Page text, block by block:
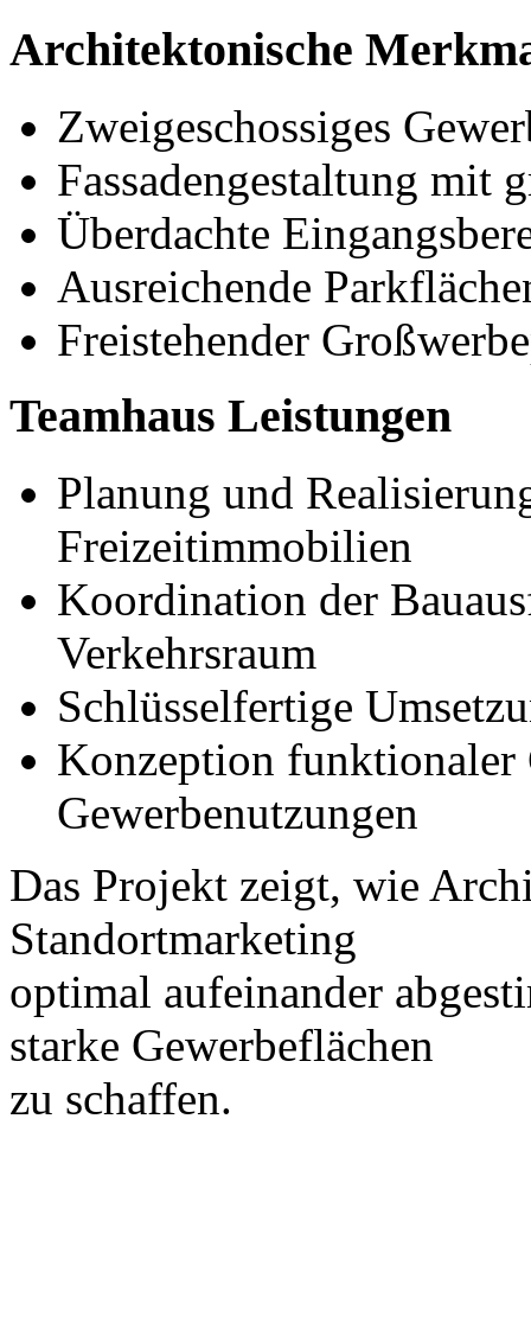
Architektonische
Zweigeschossiges
Fassadengestaltung mit
Überdachte
Ausreichende
Freistehender
Teamhaus Leistungen
Planung und
Freizeitimmobilien
Koordination der
Verkehrsraum
Schlüsselfertige
Konzeption funktionaler
Gewerbenutzungen
Das Projekt zeigt, wie
Standortmarketing
optimal aufeinander
starke Gewerbeflächen
zu schaffen.